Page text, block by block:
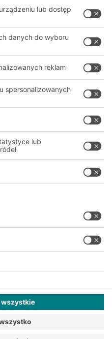
MAGAZYN
MAGAZYNOWE
do pobrania
GmbH
rzemiosła, handlu i
profesjonalnej lub
Sp. z o.o.